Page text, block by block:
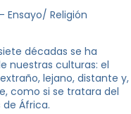
– Ensayo/ Religión
décadas se ha
nuestras culturas: el
lejano, distante y,
como si se tratara del
de África.